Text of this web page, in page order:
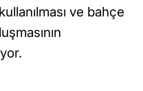
ve bahçe